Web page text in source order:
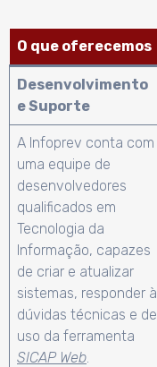
O que oferecemos
Desenvolvimento
e Suporte
A Infoprev conta com
uma equipe de
desenvolvedores
qualificados em
Tecnologia da
Informação, capazes
de criar e atualizar
sistemas, responder à
dúvidas técnicas e de
uso da ferramenta
SICAP Web.